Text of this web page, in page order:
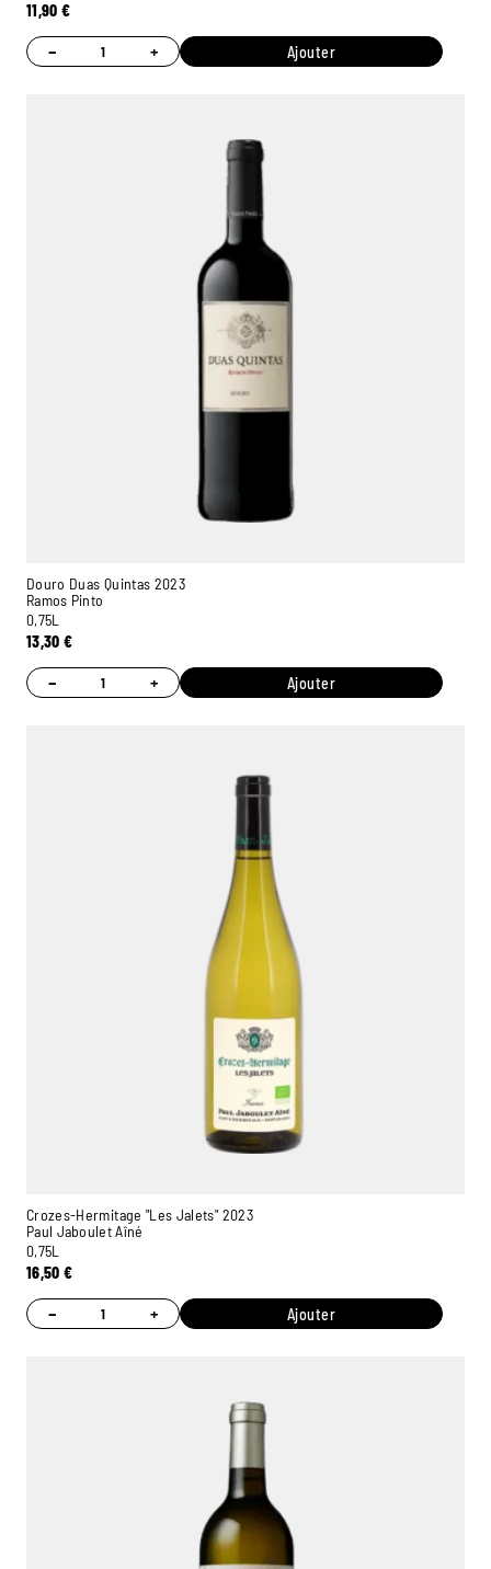
11,90€
− + Ajouter
Douro Duas Quintas 2023
Ramos Pinto
0,75L
13,30€
− + Ajouter
Crozes-Hermitage "Les Jalets" 2023
Paul Jaboulet Aîné
0,75L
16,50€
− + Ajouter